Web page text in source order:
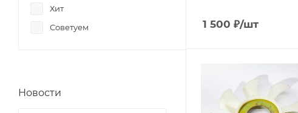
1 500 ₽/шт
Хит
Советуем
Новости